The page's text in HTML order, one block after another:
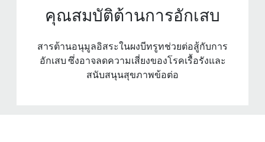
คุณสมบัติต้านการอักเสบ
สารต้านอนุมูลอิสระในผงบีทรูทช่วยต่อสู้กับการ
อักเสบ ซึ่งอาจลดความเสี่ยงของโรคเรื้อรังและ
สนับสนุนสุขภาพข้อต่อ